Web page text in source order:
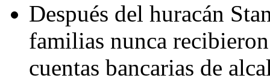
Después del huracán
familias nunca
cuentas bancarias de